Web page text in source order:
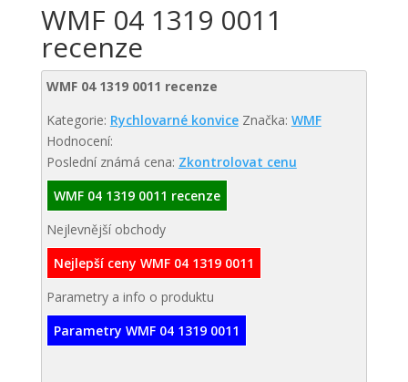
WMF 04 1319 0011
recenze
WMF 04 1319 0011 recenze
Kategorie: Rychlovarné konvice Značka: WMF
Hodnocení:
Poslední známá cena: Zkontrolovat cenu
WMF 04 1319 0011 recenze
Nejlevnější obchody
Nejlepší ceny WMF 04 1319 0011
Parametry a info o produktu
Parametry WMF 04 1319 0011